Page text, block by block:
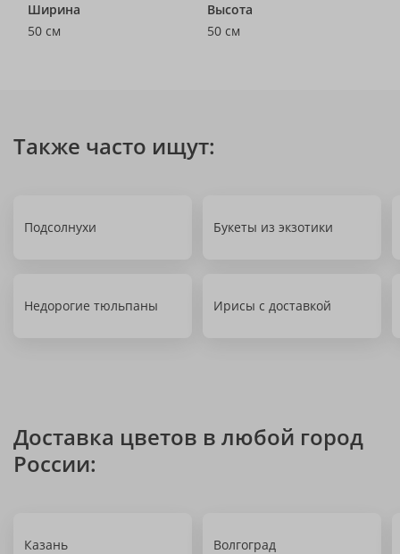
Ширина
50 см
Высота
50 см
Также часто ищут:
Подсолнухи Букеты из экзотики
Недорогие тюльпаны Ирисы с доставкой
Доставка цветов в любой город
России:
Казань Волгоград